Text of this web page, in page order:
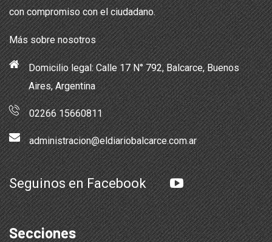
con compromiso con el ciudadano.
Más sobre nosotros
Domicilio legal: Calle 17 N° 792, Balcarce, Buenos
Aires, Argentina
02266 15660811
administracion@eldiariobalcarce.com.ar
Seguinos en Facebook
Secciones